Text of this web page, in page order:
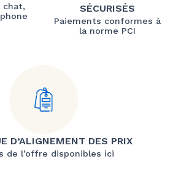
chat,
SÉCURISÉS
Paiements conformes à
la norme PCI
D’ALIGNEMENT DES PRIX
de l’offre disponibles ici